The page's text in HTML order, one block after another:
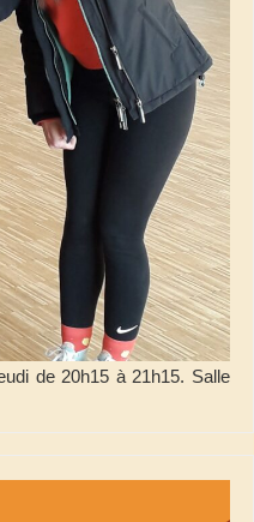
de 20h15 à 21h15. Salle